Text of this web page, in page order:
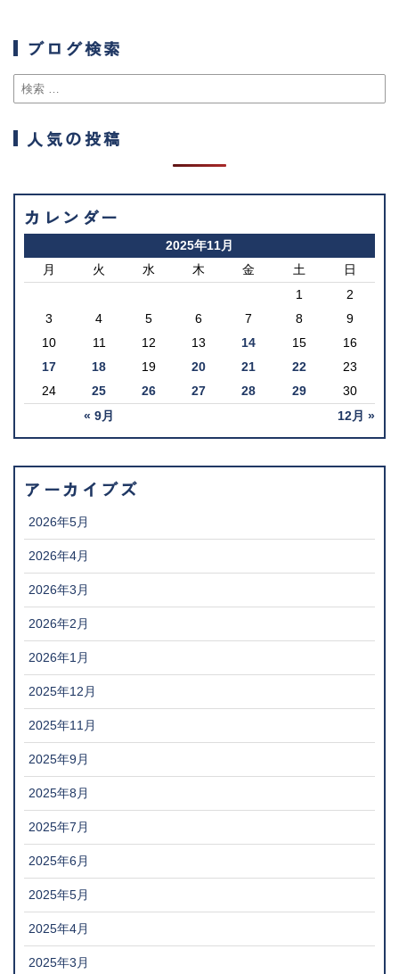
ブログ検索
人気の投稿
カレンダー
2025年11月
月
火 水 木 金 土 日
« 9月 12月 »
1
2
3
4 5 6 7 8
9
10
11 12 13 14 15
16
17
18 19 20 21 22
23
24
25 26 27 28 29 30
アーカイブズ
2026年5月
2026年4月
2026年3月
2026年2月
2026年1月
2025年12月
2025年11月
2025年9月
2025年8月
2025年7月
2025年6月
2025年5月
2025年4月
2025年3月